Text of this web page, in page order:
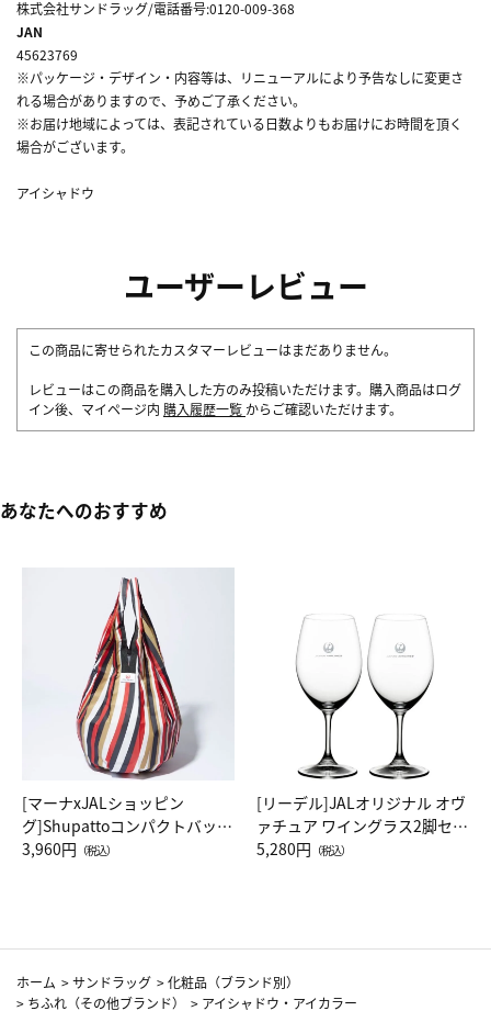
株式会社サンドラッグ/電話番号:0120-009-368
JAN
45623769
※パッケージ・デザイン・内容等は、リニューアルにより予告なしに変更さ
れる場合がありますので、予めご了承ください。
※お届け地域によっては、表記されている日数よりもお届けにお時間を頂く
場合がございます。
アイシャドウ
ユーザーレビュー
この商品に寄せられたカスタマーレビューはまだありません。
レビューはこの商品を購入した方のみ投稿いただけます。購入商品はログ
イン後、マイページ内 購入履歴一覧 からご確認いただけます。
あなたへのおすすめ
[マーナxJALショッピン
グ]Shupattoコンパクトバッグ
Drop JAL客室乗務員（LC）ス
3,960円 （税込）
[リーデル]JALオリジナル オヴ
ァチュア ワイングラス2脚セッ
ト（レッドワイン）
5,280円 （税込）
ホーム >サンドラッグ >化粧品（ブランド別）
> ちふれ（その他ブランド） > アイシャドウ・アイカラー